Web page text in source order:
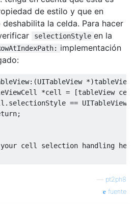
de estilo y que en
deshabilita la celda. Para hacer
selectionStyle en la
implementación
:(UITableView *)tableView
*cell = [tableView
. selectionStyle ==
;
cell selection handling
pt2ph8
fuente